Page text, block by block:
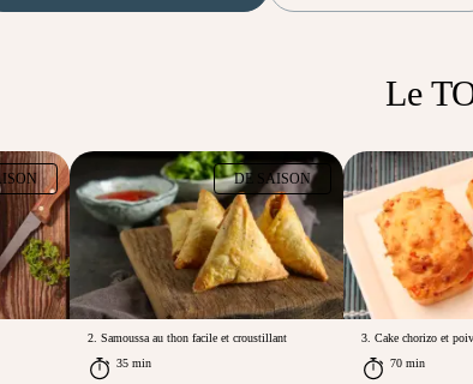
Le
DE SAISON
2. Samoussa au thon facile et croustillant
35 min
3. Cake chorizo et
70 min